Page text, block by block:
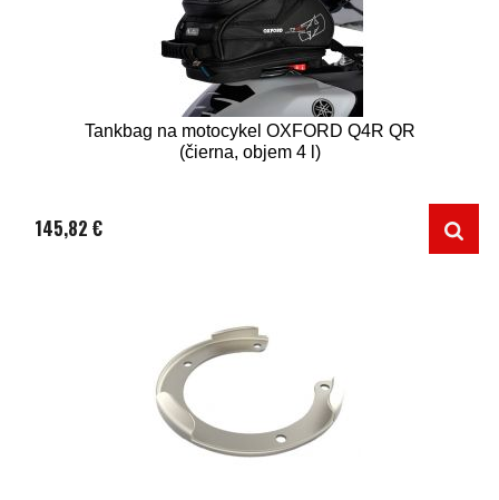
Tankbag na motocykel OXFORD Q4R QR
(čierna, objem 4 l)
145,82 €